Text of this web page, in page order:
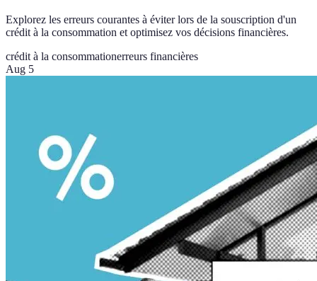
Explorez les erreurs courantes à éviter lors de la souscription d'un
crédit à la consommation et optimisez vos décisions financières.
crédit à la consommationerreurs financières
Aug 5